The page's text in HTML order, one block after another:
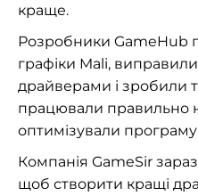
краще.
Розробники GameHub
графіки Mali,
драйверами і зробили
працювали правильно
оптимізували
Компанія GameSir
щоб створити кращі